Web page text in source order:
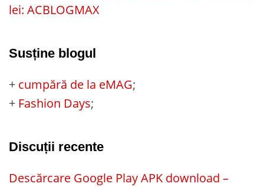
lei: ACBLOGMAX
Susține blogul
+ cumpără de la eMAG;
+ Fashion Days;
Discuții recente
Descărcare Google Play APK download –